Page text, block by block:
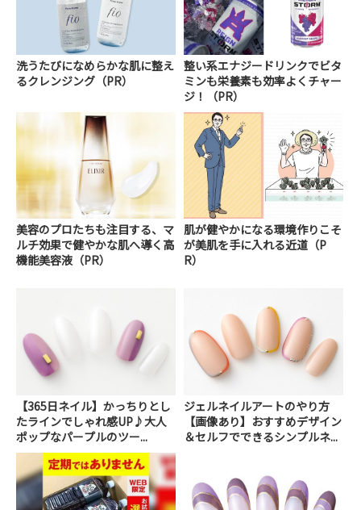
洗うたびになめらかな肌に整え
るクレンジング（PR）
整い系エナジードリンクでビタ
ミンも栄養素も効率よくチャー
ジ！（PR）
美容のプロたちも注目する、マ
ルチ効果で健やかな肌へ導く高
機能美容液（PR）
肌が健やかになる環境作りこそ
が美肌を手に入れる近道（P
R）
【365日ネイル】かっちりとし
たラインでしゃれ感UP♪大人
ポップなパープルのツー...
ジェルネイルアートのやり方
【画像あり】おすすめデザイン
＆セルフでできるシンプルネ...